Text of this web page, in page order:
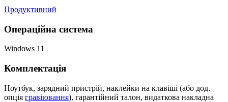
Продуктивний
Операційна система
Windows 11
Комплектація
Ноутбук, зарядний пристрій, наклейки на клавіші (або дод.
опція гравіювання), гарантійний талон, видаткова накладна